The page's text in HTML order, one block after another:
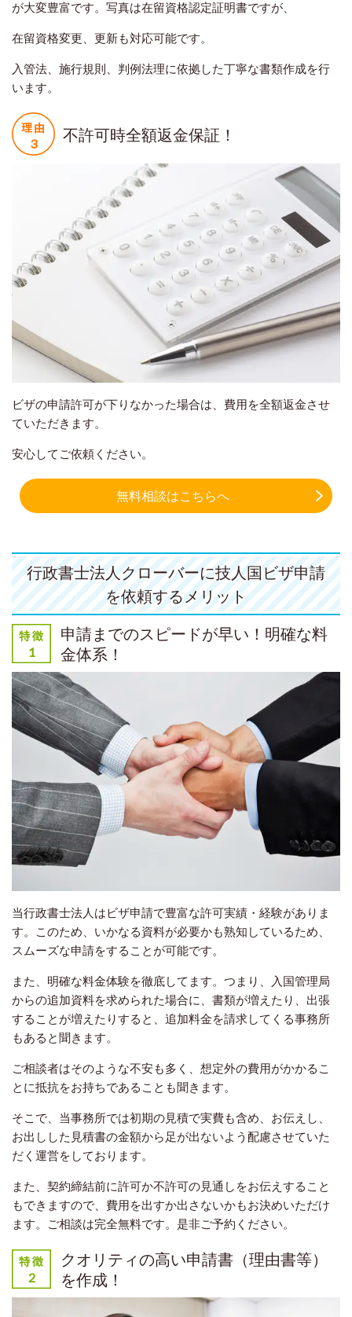
が大変豊富です。写真は在留資格認定証明書ですが、
在留資格変更、更新も対応可能です。
入管法、施行規則、判例法理に依拠した丁寧な書類作成を行
います。
不許可時全額返金保証！
ビザの申請許可が下りなかった場合は、費用を全額返金させ
ていただきます。
安心してご依頼ください。
無料相談はこちらへ
行政書士法人クローバーに技人国ビザ申請
を依頼するメリット
申請までのスピードが早い！明確な料
金体系！
当行政書士法人はビザ申請で豊富な許可実績・経験がありま
す。このため、いかなる資料が必要かも熟知しているため、
スムーズな申請をすることが可能です。
また、明確な料金体験を徹底してます。つまり、入国管理局
からの追加資料を求められた場合に、書類が増えたり、出張
することが増えたりすると、追加料金を請求してくる事務所
もあると聞きます。
ご相談者はそのような不安も多く、想定外の費用がかかるこ
とに抵抗をお持ちであることも聞きます。
そこで、当事務所では初期の見積で実費も含め、お伝えし、
お出しした見積書の金額から足が出ないよう配慮させていた
だく運営をしております。
また、契約締結前に許可か不許可の見通しをお伝えすること
もできますので、費用を出すか出さないかもお決めいただけ
ます。ご相談は完全無料です。是非ご予約ください。
クオリティの高い申請書（理由書等）
を作成！